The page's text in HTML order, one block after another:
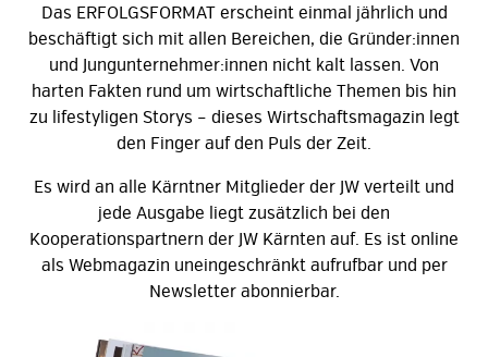
Das ERFOLGSFORMAT erscheint einmal jährlich und
beschäftigt sich mit allen Bereichen, die Gründer:innen
und Jungunternehmer:innen nicht kalt lassen. Von
harten Fakten rund um wirtschaftliche Themen bis hin
zu lifestyligen Storys – dieses Wirtschaftsmagazin legt
den Finger auf den Puls der Zeit.
Es wird an alle Kärntner Mitglieder der JW verteilt und
jede Ausgabe liegt zusätzlich bei den
Kooperationspartnern der JW Kärnten auf. Es ist online
als Webmagazin uneingeschränkt aufrufbar und per
Newsletter abonnierbar.